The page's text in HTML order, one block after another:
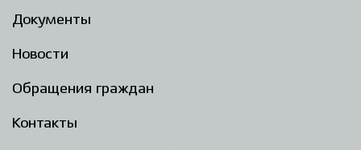
Документы
Новости
Обращения граждан
Контакты